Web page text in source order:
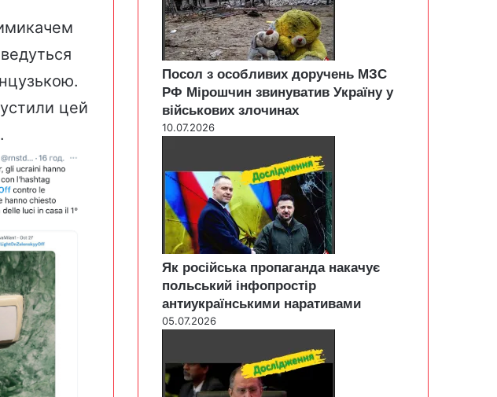
цей
Посол з особливих доручень МЗС
РФ Мірошчин звинуватив Україну у
військових злочинах
10.07.2026
Як російська пропаганда накачує
польський інфопростір
антиукраїнськими наративами
05.07.2026